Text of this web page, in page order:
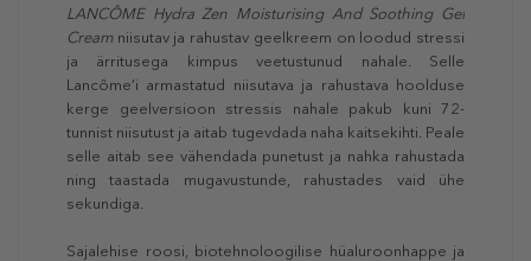
LANCÔME Hydra Zen Moisturising And Soothing Gel
Cream niisutav ja rahustav geelkreem on loodud stressi
ja ärritusega kimpus veetustunud nahale. Selle
Lancôme’i armastatud niisutava ja rahustava hoolduse
kerge geelversioon stressis nahale pakub kuni 72-
tunnist niisutust ja aitab tugevdada naha kaitsekihti. Peale
selle aitab see vähendada punetust ja nahka rahustada
ning taastada mugavustunde, rahustades vaid ühe
sekundiga.
Sajalehise roosi, biotehnoloogilise hüaluroonhappe ja